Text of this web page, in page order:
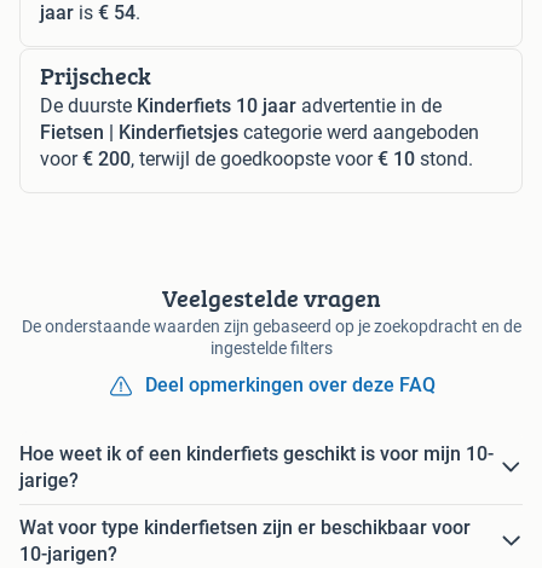
jaar is € 54.
Prijscheck
De duurste Kinderfiets 10 jaar advertentie in de
Fietsen | Kinderfietsjes categorie werd aangeboden
voor€ 200, terwijl de goedkoopste voor€ 10 stond.
Veelgestelde vragen
De onderstaande waarden zijn gebaseerd op je zoekopdracht en de
ingestelde filters
Deel opmerkingen over deze FAQ
Hoe weet ik of een kinderfiets geschikt is voor mijn 10-
jarige?
Wat voor type kinderfietsen zijn er beschikbaar voor
10-jarigen?